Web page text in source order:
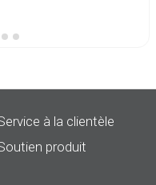
à la clientèle
produit